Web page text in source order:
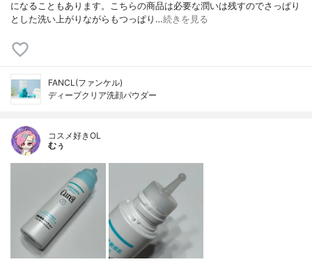
になることもあります。こちらの商品は必要な潤いは残すのでさっぱり
とした洗い上がりながらもつっぱり…続きを見る
FANCL(ファンケル)
ディープクリア洗顔パウダー
コスメ好きOL
むぅ